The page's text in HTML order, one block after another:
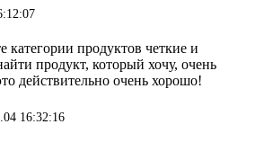
категории продуктов четкие и
продукт, который хочу, очень
действительно очень хорошо!
16:32:16